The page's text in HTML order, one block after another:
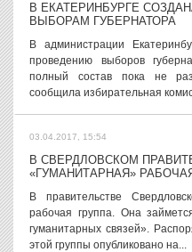
В ЕКАТЕРИНБУРГЕ
ВЫБОРАМ ГУБЕРНАТОРА
В администрации
проведению выборов
полный состав пока не
сообщила избирательная
03.04.2017, 15:54
В СВЕРДЛОВСКОМ
«ГУМАНИТАРНАЯ»
В правительстве
рабочая группа. Она
гуманитарных связей».
этой группы опубликовано на...